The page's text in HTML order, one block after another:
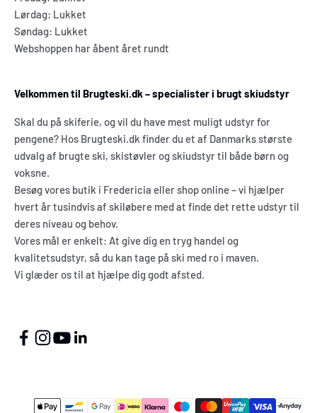
Lørdag: Lukket
Søndag: Lukket
Webshoppen har åbent året rundt
Velkommen til Brugteski.dk – specialister i brugt skiudstyr
Skal du på skiferie, og vil du have mest muligt udstyr for
pengene? Hos Brugteski.dk finder du et af Danmarks største
udvalg af brugte ski, skistøvler og skiudstyr til både børn og
voksne.
Besøg vores butik i Fredericia eller shop online – vi hjælper
hvert år tusindvis af skiløbere med at finde det rette udstyr til
deres niveau og behov.
Vores mål er enkelt: At give dig en tryg handel og
kvalitetsudstyr, så du kan tage på ski med ro i maven.
Vi glæder os til at hjælpe dig godt afsted.